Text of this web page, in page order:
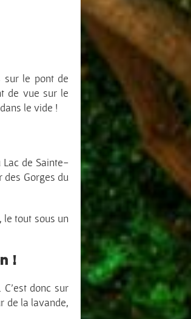
sur le pont de
de vue sur le
le vide !
Lac de Sainte-
Gorges du
le tout sous un
!
donc sur
de la lavande,